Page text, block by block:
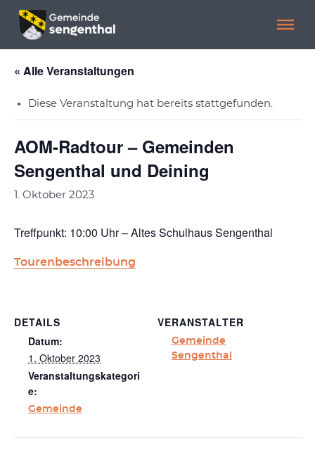
Menü überspringen
Menü überspringen
« Alle Veranstaltungen
Diese Veranstaltung hat bereits stattgefunden.
AOM-Radtour – Gemeinden
Sengenthal und Deining
1. Oktober 2023
Treffpunkt: 10:00 Uhr – Altes Schulhaus Sengenthal
Tourenbeschreibung
DETAILS
Datum:
1. Oktober 2023
Veranstaltungskategori
e:
Gemeinde
VERANSTALTER
Gemeinde
Sengenthal